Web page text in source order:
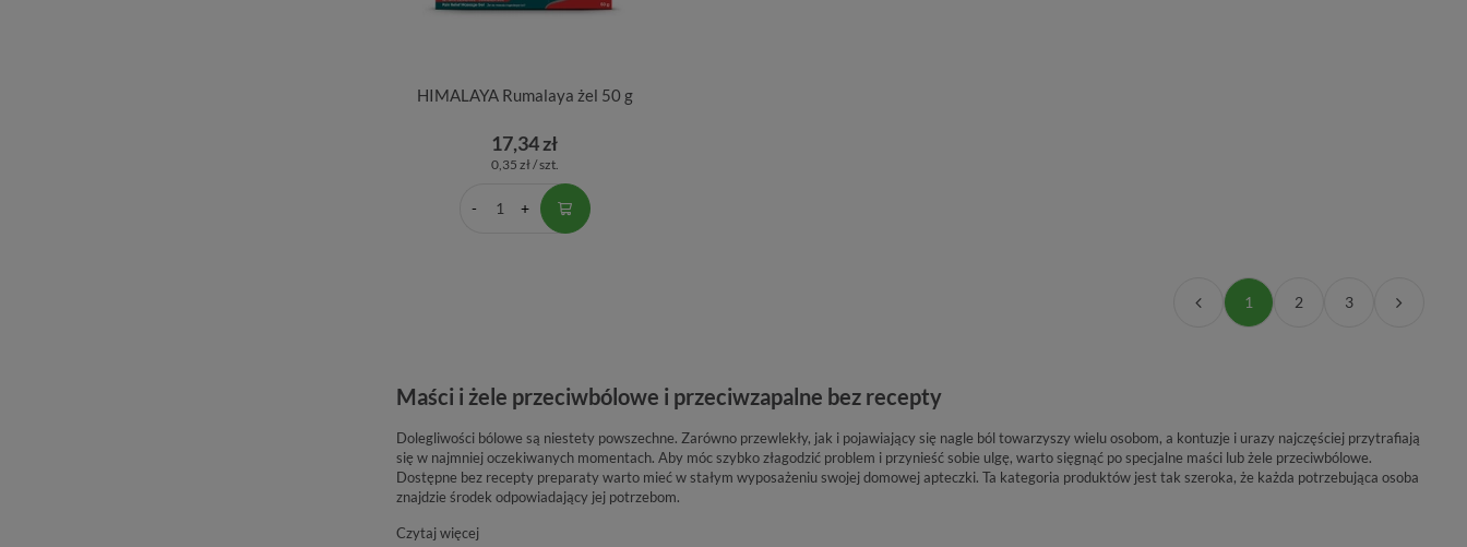
HIMALAYA Rumalaya żel 50 g
17,34 zł
0,35 zł / szt.
1 2 3
Maści i żele przeciwbólowe i przeciwzapalne bez recepty
Dolegliwości bólowe są niestety powszechne. Zarówno przewlekły, jak i pojawiający się nagle ból towarzyszy wielu osobom, a kontuzje i urazy najczęściej przytrafiają
się w najmniej oczekiwanych momentach. Aby móc szybko złagodzić problem i przynieść sobie ulgę, warto sięgnąć po specjalne maści lub żele przeciwbólowe.
Dostępne bez recepty preparaty warto mieć w stałym wyposażeniu swojej domowej apteczki. Ta kategoria produktów jest tak szeroka, że każda potrzebująca osoba
znajdzie środek odpowiadający jej potrzebom.
Czytaj więcej